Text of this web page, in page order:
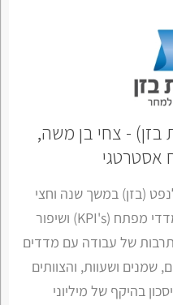
בזן) - צחי בן משה,
אסטרטגי
(בזן) במשך שנה וחצי
והוביל פרויקט להטמעה של מדדי מפתח (KPI's) ושיפור
של עבודה עם מדדים
שמנים ושעוות, והצוותים
בהיקף של מיליוני